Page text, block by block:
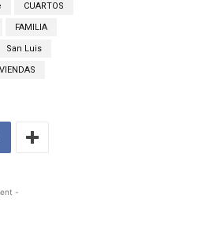
CUARTOS
FAMILIA
San Luis
-